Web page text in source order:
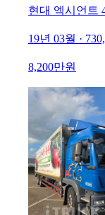
현대 엑시언트
19년 03월 ·
8,200만원